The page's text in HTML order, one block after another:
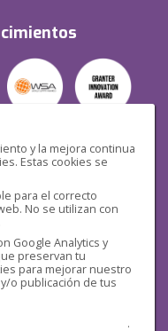
y la mejora continua
Estas cookies se
para el correcto
No se utilizan con
Google Analytics y
preservan tu
para mejorar nuestro
o publicación de tus
.